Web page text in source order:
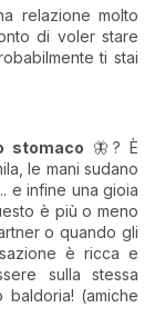
relazione molto
di voler stare
ti stai
stomaco 🦋? È
le mani sudano
e infine una gioia
è più o meno
o quando gli
è ricca e
sulla stessa
(amiche